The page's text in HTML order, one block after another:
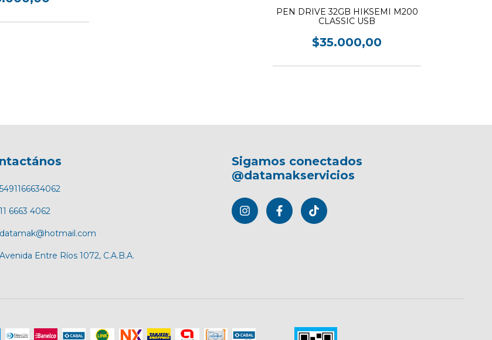
PEN DRIVE 32GB HIKSEMI M200
CLASSIC USB
$35.000,00
5491166634062
11 6663 4062
datamak@hotmail.com
Avenida Entre Ríos 1072, C.A.B.A.
Sigamos conectados
@datamakservicios